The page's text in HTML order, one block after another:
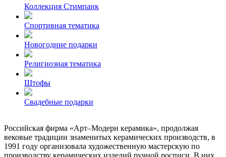
Коллекция Стимпанк
Спортивная тематика
Новогодние подарки
Религиозная тематика
Штофы
Свадебные подарки
Российская фирма «Арт–Модерн керамика», продолжая
вековые традиции знаменитых керамических производств, в
1991 году организовала художественную мастерскую по
производству керамических изделий ручной росписи. В них